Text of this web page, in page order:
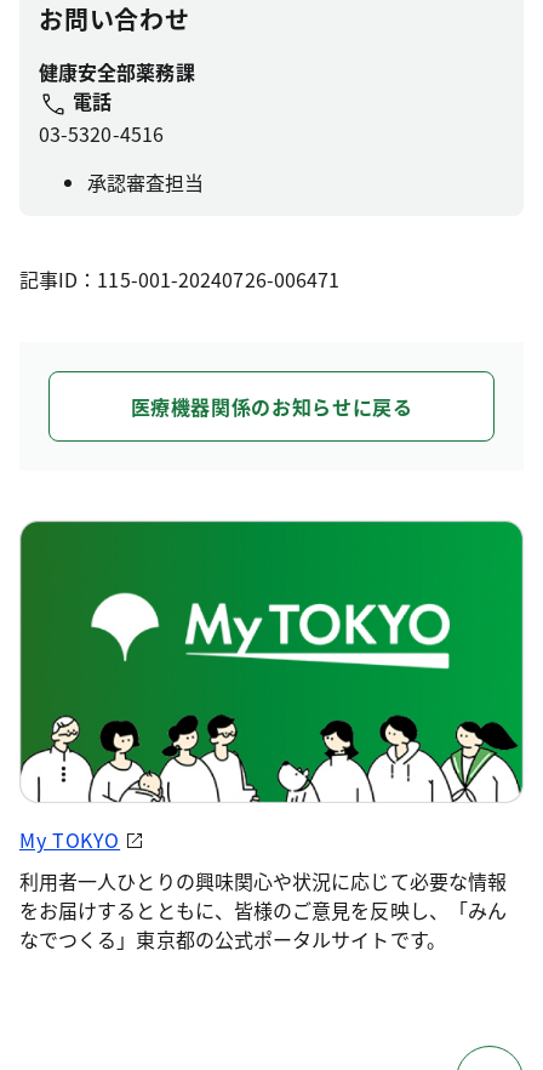
お問い合わせ
健康安全部薬務課
電話
03-5320-4516
承認審査担当
記事ID：115-001-20240726-006471
医療機器関係のお知らせに戻る
My TOKYO
利用者一人ひとりの興味関心や状況に応じて必要な情報
をお届けするとともに、皆様のご意見を反映し、「みん
なでつくる」東京都の公式ポータルサイトです。